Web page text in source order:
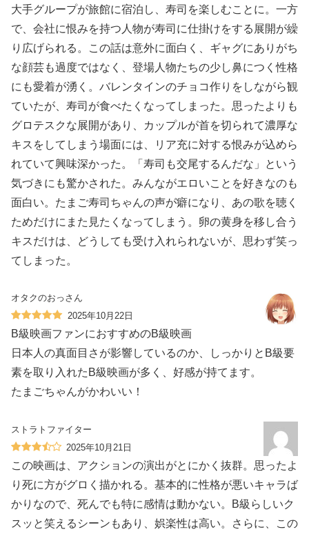
大手グループが旅館に宿泊し、寿司を楽しむことに。一方
で、会社に恨みを持つ人物が寿司に仕掛けをする展開が繰
り広げられる。この話は意外に面白く、ギャグにありがち
な顔芸も過度ではなく、登場人物たちの少し鼻につく性格
にも愛着が湧く。バレンタインのチョコ作りをしながら観
ていたが、寿司が食べたくなってしまった。思ったよりも
グロテスクな展開があり、カップルが首を切られて濃厚な
キスをしてしまう場面には、リア充に対する恨みが込めら
れていて興味深かった。「寿司も交尾するんだな」という
気づきにも驚かされた。みんながエロいことを好きなのも
面白い。たまご寿司ちゃんの声が癖になり、あの歌を聴く
ためだけにまた見たくなってしまう。卵の黄身を移し合う
キスだけは、どうしても受け入れられないが、思わず笑っ
てしまった。
オタクのおっさん
2025年10月22日
B級映画ファンにおすすめのB級映画
日本人の真面目さが影響しているのか、しっかりとB級要
素を取り入れたB級映画が多く、好感が持てます。
たまごちゃんがかわいい！
ストラトファイター
2025年10月21日
この映画は、アクションの演出がとにかく抜群。思ったよ
り死に方がグロく描かれる。基本的に性格が悪いキャラば
かりなので、死んでも特に感情は動かない。B級らしいク
スッと笑えるシーンもあり、娯楽性は高い。さらに、この